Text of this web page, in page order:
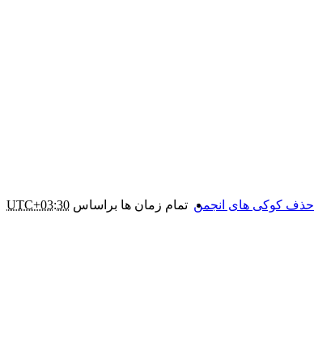
تمام زمان ها براساس UTC+03:30 حذف کوکی های انجمن